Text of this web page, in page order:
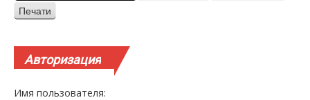
Просмотр
Печати
Авторизация
Имя пользователя: